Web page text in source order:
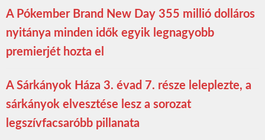
A Pókember Brand New Day 355 millió dolláros
nyitánya minden idők egyik legnagyobb
premierjét hozta el
A Sárkányok Háza 3. évad 7. része leleplezte, a
sárkányok elvesztése lesz a sorozat
legszívfacsaróbb pillanata